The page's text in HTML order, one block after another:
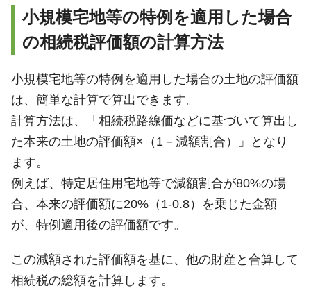
小規模宅地等の特例を適用した場合
の相続税評価額の計算方法
小規模宅地等の特例を適用した場合の土地の評価額
は、簡単な計算で算出できます。
計算方法は、「相続税路線価などに基づいて算出し
た本来の土地の評価額×（1－減額割合）」となり
ます。
例えば、特定居住用宅地等で減額割合が80%の場
合、本来の評価額に20%（1-0.8）を乗じた金額
が、特例適用後の評価額です。
この減額された評価額を基に、他の財産と合算して
相続税の総額を計算します。